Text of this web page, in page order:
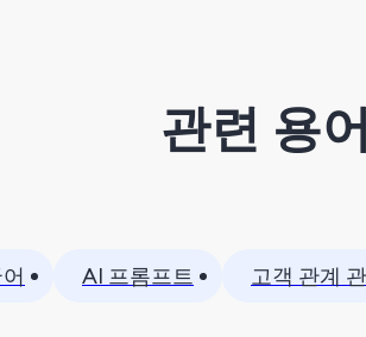
관련 용어
AI 프롬프트 고객 관계